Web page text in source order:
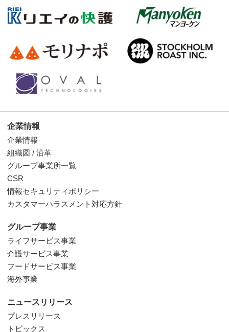
企業情報
企業情報
組織図 / 沿革
グループ事業所一覧
CSR
情報セキュリティポリシー
カスタマーハラスメント対応方針
グループ事業
ライフサービス事業
介護サービス事業
フードサービス事業
海外事業
ニュースリリース
プレスリリース
トピックス